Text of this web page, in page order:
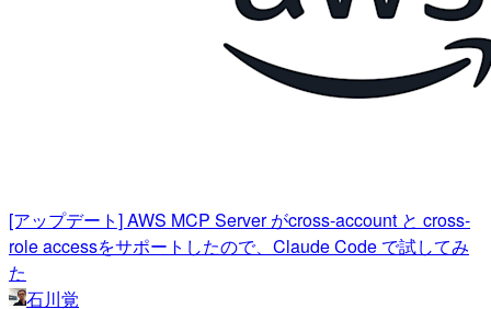
[アップデート] AWS MCP Server がcross-account と cross-
role accessをサポートしたので、Claude Code で試してみ
た
石川覚